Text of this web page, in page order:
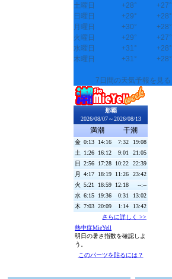
土曜日
+28° +27°
日曜日
+29° +28°
月曜日
+30° +28°
火曜日
+29° +27°
水曜日
+31° +28°
木曜日
+31° +28°
7日間の天気予報を見る